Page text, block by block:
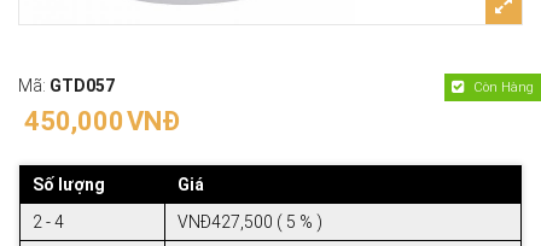
Mã: GTD057
450,000VNĐ
Còn Hàng
Số lượng
Giá
2 - 4
VNĐ427,500 ( 5 % )